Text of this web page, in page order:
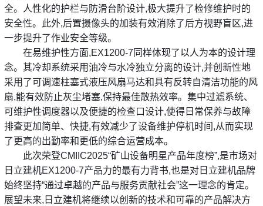
全。人性化的护栏与防滑台阶设计,极大提升了检修维护时的
安全性。此外,后置摄像头的加装有效消除了后方视野盲区,进
一步提升了作业安全等级。
在易维护性方面,EX1200-7同样体现了以人为本的设计理
念。其冷却系统采用油冷与水冷独立分离的设计,并创新性地
采用了可调速柱塞式液压风扇马达和具有反转自清洁功能的风
扇,能有效防止灰尘堵塞,保持最佳散热效率。集中过滤系统、
可维护性调度器以及便捷的检查口设计,使得日常保养与故障
排查更加简单、快捷,有效减少了设备维护停机时间,从而实现
了更高的出勤率和更低的综合运营成本。
此次荣登CMIIC2025“矿山设备明星产品年度榜”,是市场对
日立建机EX1200-7产品力的最有力背书,也是对日立建机品牌
始终坚持“通过卓越的产品与服务贡献社会”这一理念的肯定。
展望未来,日立建机将继续以创新的技术和可靠的产品解决方